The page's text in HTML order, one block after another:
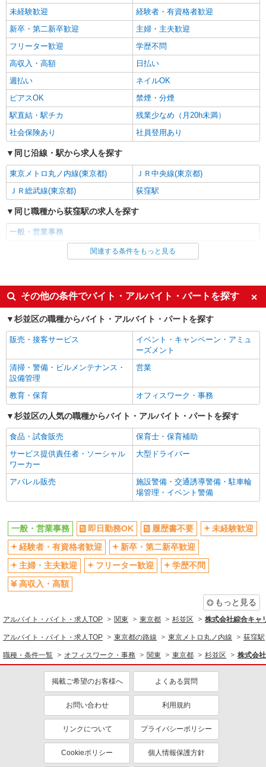
サミット本部 （東京都杉並区永福3-57-14）
キープ
紹介予定派遣
株式会社パソナ・東京キャリアセンター/KT600116939403
一般事務
時給1900円 ★交通費規定に基づき交通費支給
東京都杉並区（高円寺駅）
キープ
紹介予定派遣
株式会社パソナ・東京キャリアセンター/KT600116939401
一般事務
東京都杉並区（高円寺駅）
派遣社員 NEW
一般事務/データ入力
月給262300円 ★交通費規定に基づき交通費支
東京都杉並区（西荻窪駅）
詳細を見る
派遣社員
株式会社パソナ・東京キャリアセンター/KT600116388103
一般事務
月給307800円 ★交通費規定に基づき交通費支
東京都杉並区（高円寺駅）
派遣社員
株式会社パソナ・東京キャリアセンター/KT600116139202
NEW
一般事務/データ入力
キープ
派遣社員
株式会社パソナ・東京キャリアセンター/KT600116388102
NEW
一般事務
月給307800円 ★交通費規定に基づき交通費支
給
東京都杉並区（高円寺駅）
キープ 詳細を見る
未経験歓迎
経験者・有資格者歓迎
新卒・第二新卒歓迎
主婦・主夫歓迎
フリーター歓迎
学歴不問
高収入・高額
日払い
週払い
ネイルOK
ピアスOK
禁煙・分煙
駅直結・駅チカ
残業少なめ（月20h未満）
社会保険あり
社員登用あり
同じ沿線・駅から求人を探す
東京メトロ丸ノ内線(東京都)
ＪＲ中央線(東京都)
ＪＲ総武線(東京都)
荻窪駅
同じ職種から荻窪駅の求人を探す
一般・営業事務
同じ雇用形態から荻窪駅の求人を探す
同じ特徴から荻窪駅の求人を探す
即日勤務OK
履歴書不要
未経験歓迎
経験者・有資格者歓迎
主婦・主夫歓迎
フリーター歓迎
学歴不問
高収入・高額
週払い
ネイルOK
ピアスOK
禁煙・分煙
駅直結・駅チカ
残業少なめ（月20h未満）
社会保険あり
社員登用あり
同じ職種から求人を探す
オフィスワーク・事務
同じ特徴から求人を探す
未経験歓迎
日払い
社会保険あり
社員登用あり
関連する条件をもっと見る
その他の条件でバイト・アルバイト・パートを探す
杉並区の職種からバイト・アルバイト・パートを探す
販売・接客サービス
イベント・キャンペーン・アミュ
ーズメント
清掃・警備・ビルメンテナンス・
設備管理
営業
教育・保育 オフィスワーク・事務
杉並区の人気の職種からバイト・アルバイト・パートを探す
食品・試食販売
保育士・保育補助
サービス提供責任者・ソーシャル
ワーカー
大型ドライバー
アパレル販売
施設警備・交通誘導警備・駐車輪
場管理・イベント警備
一般・営業事務 即日勤務OK 履歴書不要
未経験歓迎
経験者・有資格者歓迎
新卒・第二新卒歓迎
主婦・主夫歓迎
フリーター歓迎
学歴不問
高収入・高額
もっと見る
アルバイト・バイト・求人TOP 関東 東京都 杉並区 株式会社綜合キャ
アルバイト・バイト・求人TOP 東京都の路線 東京メトロ丸ノ内線 荻窪駅
職種・条件一覧 オフィスワーク・事務 関東 東京都 杉並区 株式会
掲載ご希望のお客様へ よくある質問
お問い合わせ 利用規約
リンクについて プライバシーポリシー
Cookieポリシー 個人情報保護方針